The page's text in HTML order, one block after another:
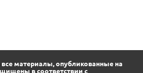
все материалы, опубликованные на
в соответствии с